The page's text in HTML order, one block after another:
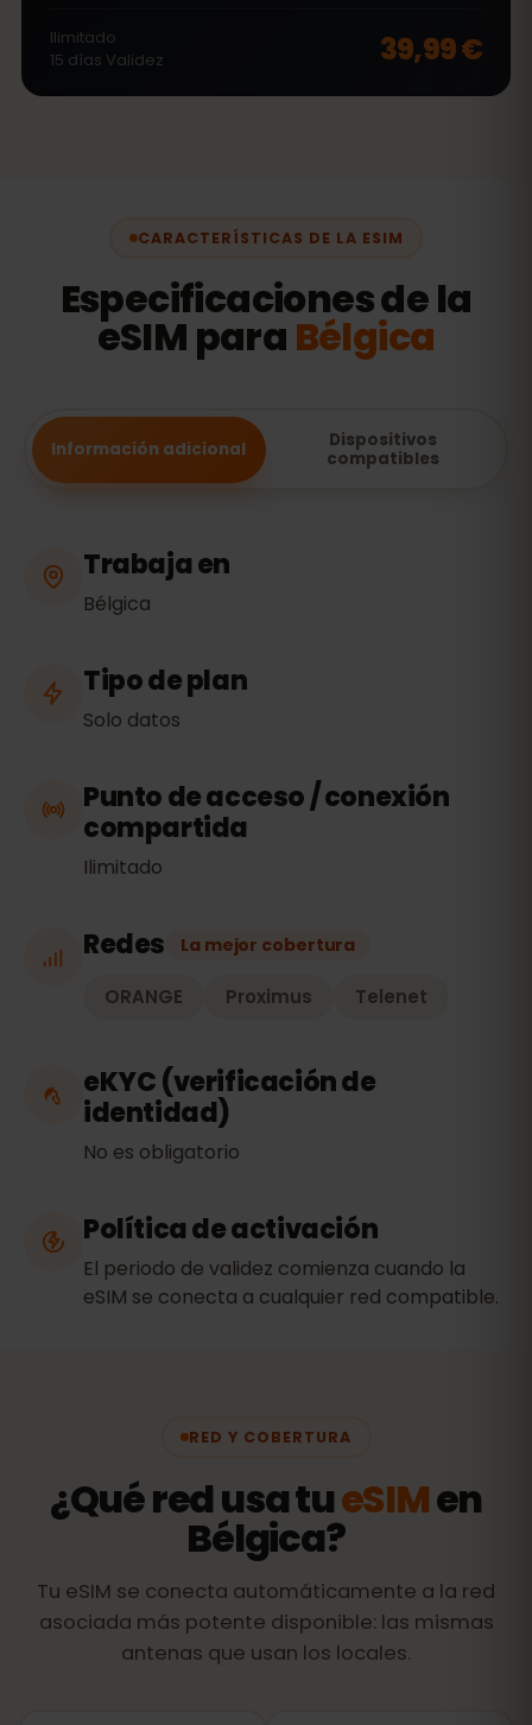
Ilimitado
15 días Validez 39,99 €
CARACTERÍSTICAS DE LA ESIM
Especificaciones de la
eSIM para Bélgica
Información adicional
Dispositivos
compatibles
Trabaja en
Bélgica
Tipo de plan
Solo datos
Punto de acceso / conexión
compartida
Ilimitado
Redes La mejor cobertura
ORANGE Proximus Telenet
eKYC (verificación de
identidad)
No es obligatorio
Política de activación
El periodo de validez comienza cuando la
eSIM se conecta a cualquier red compatible.
RED Y COBERTURA
¿Qué red usa tueSIMen
Bélgica?
Tu eSIM se conecta automáticamente a la red
asociada más potente disponible: las mismas
antenas que usan los locales.